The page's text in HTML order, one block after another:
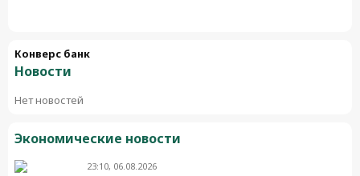
Конверс банк
Новости
Нет новостей
Экономические новости
23:10, 06.08.2026